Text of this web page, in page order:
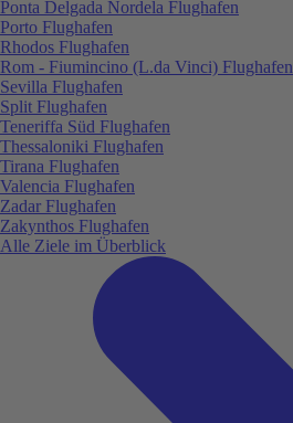
Ponta Delgada Nordela Flughafen
Porto Flughafen
Rhodos Flughafen
Rom - Fiumincino (L.da Vinci) Flughafen
Sevilla Flughafen
Split Flughafen
Teneriffa Süd Flughafen
Thessaloniki Flughafen
Tirana Flughafen
Valencia Flughafen
Zadar Flughafen
Zakynthos Flughafen
Alle Ziele im Überblick